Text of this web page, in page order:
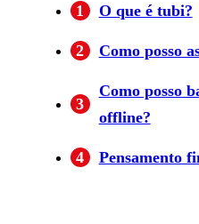
1 O que é tubi?
2 Como posso
3
Como posso
offline?
4 Pensamento